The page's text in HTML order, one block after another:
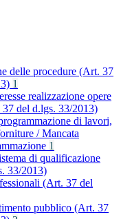
delle procedure (Art. 37
1
realizzazione opere
del d.lgs. 33/2013)
di lavori,
/ Mancata
1
di qualificazione
33/2013)
(Art. 37 del
pubblico (Art. 37